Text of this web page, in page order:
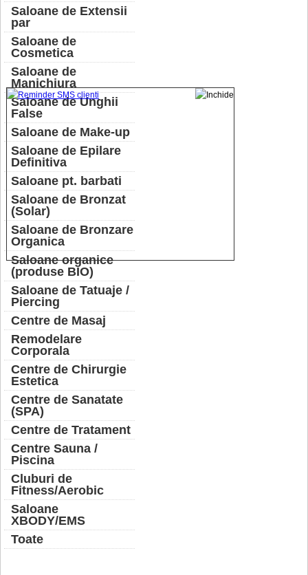
Saloane de Extensii
par
Saloane de
Cosmetica
Saloane de
Manichiura
Saloane de Unghii
False
Saloane de Make-up
Saloane de Epilare
Definitiva
Saloane pt. barbati
Saloane de Bronzat
(Solar)
Saloane de Bronzare
Organica
Saloane organice
(produse BIO)
Saloane de Tatuaje /
Piercing
Centre de Masaj
Remodelare
Corporala
Centre de Chirurgie
Estetica
Centre de Sanatate
(SPA)
Centre de Tratament
Centre Sauna /
Piscina
Cluburi de
Fitness/Aerobic
Saloane
XBODY/EMS
Toate